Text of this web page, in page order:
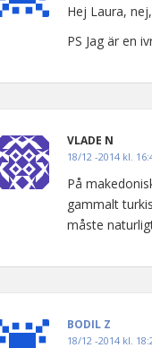
Hej Laura,
PS Jag är en
VLADE N
18/12 -2014 kl.
På
gammalt
måste
BODIL Z
18/12 -2014 kl.